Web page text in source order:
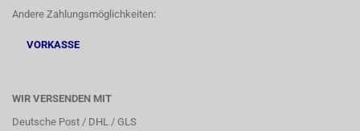
Andere Zahlungsmöglichkeiten:
VORKASSE
WIR VERSENDEN MIT
Deutsche Post / DHL / GLS